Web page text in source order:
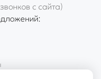
с сайта)